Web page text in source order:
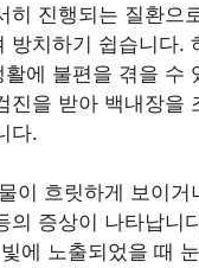
히 진행되는 질환으
방치하기 쉽습니다.
에 불편을 겪을 수
진을 받아 백내장을
다.
이 흐릿하게 보이거
의 증상이 나타납니
에 노출되었을 때